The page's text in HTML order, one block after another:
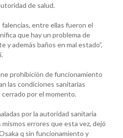
de salud.
entre ellas fueron el
que hay un problema de
y además baños en mal estado”,
prohibición de funcionamiento
las condiciones sanitarias
por el momento.
por la autoridad sanitaria
errores que esta vez, dejó
q sin funcionamiento y